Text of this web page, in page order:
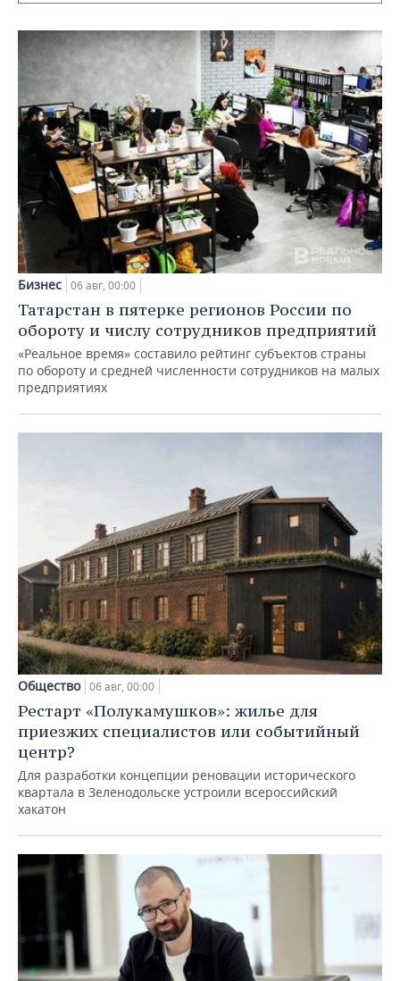
Бизнес 06 авг, 00:00
Татарстан в пятерке регионов России по
обороту и числу сотрудников предприятий
«Реальное время» составило рейтинг субъектов страны
по обороту и средней численности сотрудников на малых
предприятиях
Общество 06 авг, 00:00
Рестарт «Полукамушков»: жилье для
приезжих специалистов или событийный
центр?
Для разработки концепции реновации исторического
квартала в Зеленодольске устроили всероссийский
хакатон